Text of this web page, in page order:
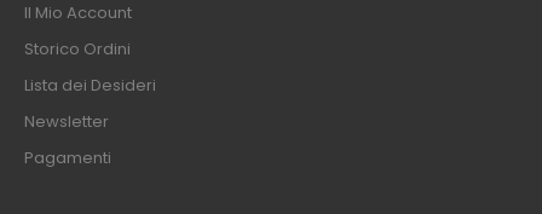
Il Mio Account
Storico Ordini
Lista dei Desideri
Newsletter
Pagamenti